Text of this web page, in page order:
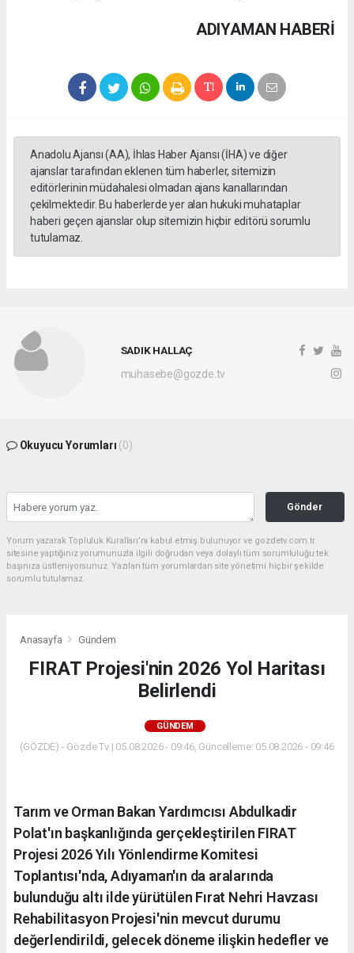
ADIYAMAN HABERİ
Anadolu Ajansı (AA), İhlas Haber Ajansı (İHA) ve diğer
ajanslar tarafından eklenen tüm haberler, sitemizin
editörlerinin müdahalesi olmadan ajans kanallarından
çekilmektedir. Bu haberlerde yer alan hukuki muhataplar
haberi geçen ajanslar olup sitemizin hiçbir editörü sorumlu
tutulamaz.
SADIK HALLAÇ
muhasebe@gozde.tv
Okuyucu Yorumları (0)
Gönder
Yorum yazarak Topluluk Kuralları’nı kabul etmiş bulunuyor ve gozdetv.com.tr
sitesine yaptığınız yorumunuzla ilgili doğrudan veya dolaylı tüm sorumluluğu tek
başınıza üstleniyorsunuz. Yazılan tüm yorumlardan site yönetimi hiçbir şekilde
sorumlu tutulamaz.
Anasayfa Gündem
FIRAT Projesi'nin 2026 Yol Haritası
Belirlendi
GÜNDEM
(GÖZDE) - Gözde Tv | 05.08.2026 - 09:46, Güncelleme: 05.08.2026 - 09:46
Tarım ve Orman Bakan Yardımcısı Abdulkadir
Polat'ın başkanlığında gerçekleştirilen FIRAT
Projesi 2026 Yılı Yönlendirme Komitesi
Toplantısı'nda, Adıyaman'ın da aralarında
bulunduğu altı ilde yürütülen Fırat Nehri Havzası
Rehabilitasyon Projesi'nin mevcut durumu
değerlendirildi, gelecek döneme ilişkin hedefler ve